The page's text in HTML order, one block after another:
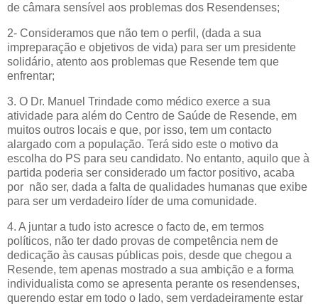
de câmara sensível aos problemas dos Resendenses;
2- Consideramos que não tem o perfil, (dada a sua
impreparação e objetivos de vida) para ser um presidente
solidário, atento aos problemas que Resende tem que
enfrentar;
3. O Dr. Manuel Trindade como médico exerce a sua
atividade para além do Centro de Saúde de Resende, em
muitos outros locais e que, por isso, tem um contacto
alargado com a população. Terá sido este o motivo da
escolha do PS para seu candidato. No entanto, aquilo que à
partida poderia ser considerado um factor positivo, acaba
por não ser, dada a falta de qualidades humanas que exibe
para ser um verdadeiro líder de uma comunidade.
4. A juntar a tudo isto acresce o facto de, em termos
políticos, não ter dado provas de competência nem de
dedicação às causas públicas pois, desde que chegou a
Resende, tem apenas mostrado a sua ambição e a forma
individualista como se apresenta perante os resendenses,
querendo estar em todo o lado, sem verdadeiramente estar